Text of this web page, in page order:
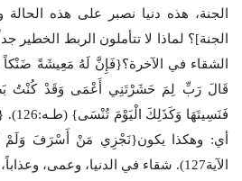
الجنة، هذه دنيا نصبر على هذه
الجنة]؟ لماذا لا تتأملون الربط الخطير
الشقاء في الآخرة؟{فَإِنَّ لَهُ مَعِيشَةً
قَالَ رَبِّ لِمَ حَشَرْتَنِي أَعْمَى وَقَدْ كُنْتُ
أي: وهكذا يكون{نَجْزِي مَنْ أَسْرَفَ وَلَمْ
الآية127). شقاء في الدنيا، وعمى، وعذاباً، وخزياً في الآخرة.